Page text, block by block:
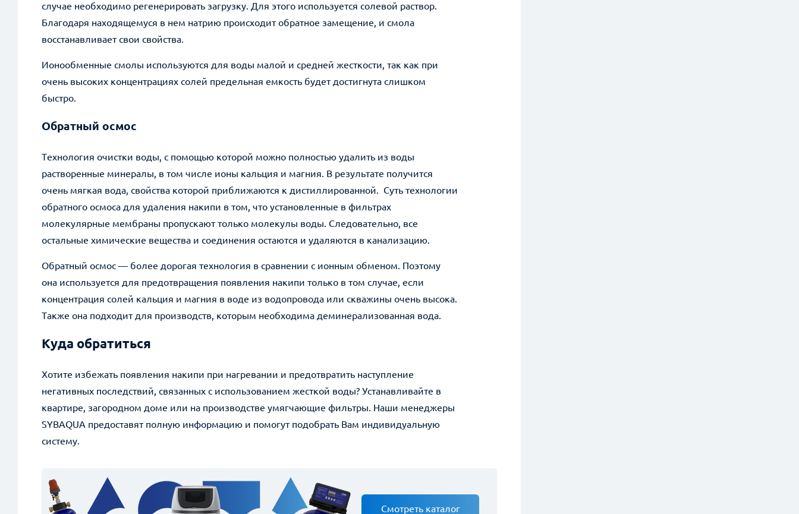
случае необходимо регенерировать загрузку. Для этого используется солевой раствор.
Благодаря находящемуся в нем натрию происходит обратное замещение, и смола
восстанавливает свои свойства.
Ионообменные смолы используются для воды малой и средней жесткости, так как при
очень высоких концентрациях солей предельная емкость будет достигнута слишком
быстро.
Обратный осмос
Технология очистки воды, с помощью которой можно полностью удалить из воды
растворенные минералы, в том числе ионы кальция и магния. В результате получится
очень мягкая вода, свойства которой приближаются к дистиллированной. Суть технологии
обратного осмоса для удаления накипи в том, что установленные в фильтрах
молекулярные мембраны пропускают только молекулы воды. Следовательно, все
остальные химические вещества и соединения остаются и удаляются в канализацию.
Обратный осмос — более дорогая технология в сравнении с ионным обменом. Поэтому
она используется для предотвращения появления накипи только в том случае, если
концентрация солей кальция и магния в воде из водопровода или скважины очень высока.
Также она подходит для производств, которым необходима деминерализованная вода.
Куда обратиться
Хотите избежать появления накипи при нагревании и предотвратить наступление
негативных последствий, связанных с использованием жесткой воды? Устанавливайте в
квартире, загородном доме или на производстве умягчающие фильтры. Наши менеджеры
SYBAQUA предоставят полную информацию и помогут подобрать Вам индивидуальную
систему.
Смотреть каталог